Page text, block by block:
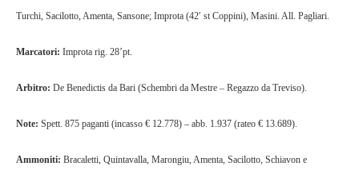
Turchi, Sacilotto, Amenta, Sansone; Improta (42′ st Coppini), Masini. All. Pagliari.
Marcatori: Improta rig. 28’pt.
Arbitro: De Benedictis da Bari (Schembri da Mestre – Regazzo da Treviso).
Note: Spett. 875 paganti (incasso € 12.778) – abb. 1.937 (rateo € 13.689).
Ammoniti: Bracaletti, Quintavalla, Marongiu, Amenta, Sacilotto, Schiavon e